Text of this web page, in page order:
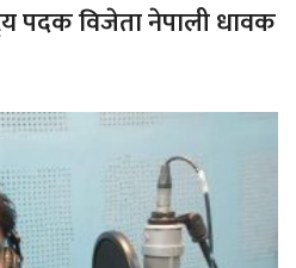
पदक विजेता नेपाली धावक